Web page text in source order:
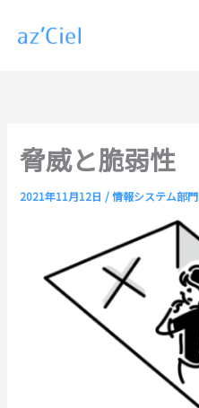
脅威と脆弱性
2021年11月12日 /情報システム部門